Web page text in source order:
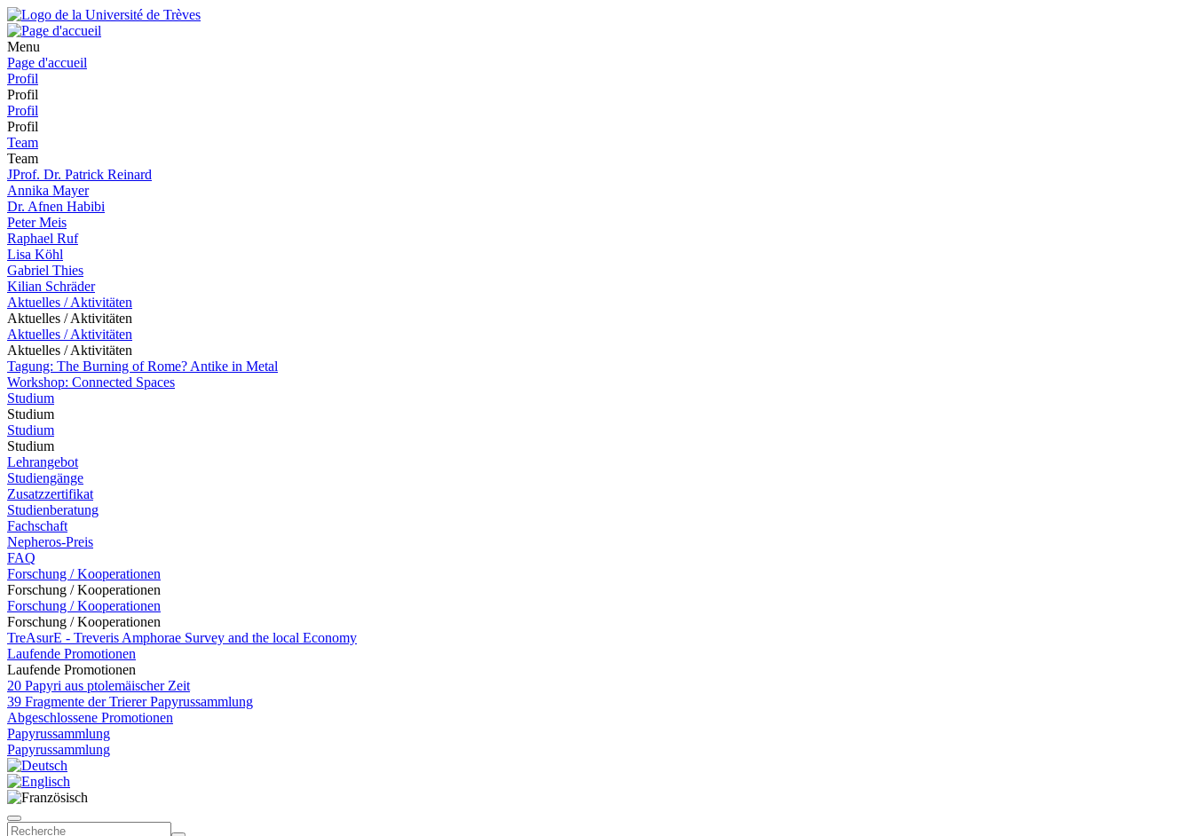
Menu
Page d'accueil
Profil
Profil
Profil
Profil
Team
Team
JProf. Dr. Patrick Reinard
Annika Mayer
Dr. Afnen Habibi
Peter Meis
Raphael Ruf
Lisa Köhl
Gabriel Thies
Kilian Schräder
Aktuelles / Aktivitäten
Aktuelles / Aktivitäten
Aktuelles / Aktivitäten
Aktuelles / Aktivitäten
Tagung: The Burning of Rome? Antike in Metal
Workshop: Connected Spaces
Studium
Studium
Studium
Studium
Lehrangebot
Studiengänge
Zusatzzertifikat
Studienberatung
Fachschaft
Nepheros-Preis
FAQ
Forschung / Kooperationen
Forschung / Kooperationen
Forschung / Kooperationen
Forschung / Kooperationen
TreAsurE - Treveris Amphorae Survey and the local Economy
Laufende Promotionen
Laufende Promotionen
20 Papyri aus ptolemäischer Zeit
39 Fragmente der Trierer Papyrussammlung
Abgeschlossene Promotionen
Papyrussammlung
Papyrussammlung